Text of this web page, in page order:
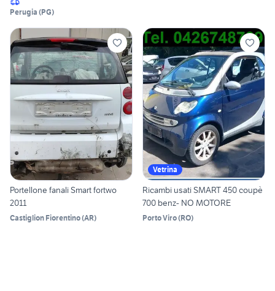
Perugia (PG)
Portellone fanali Smart fortwo
2011
Castiglion Fiorentino(AR)
Vetrina
Ricambi usati SMART 450 coupè
700 benz- NO MOTORE
Porto Viro(RO)